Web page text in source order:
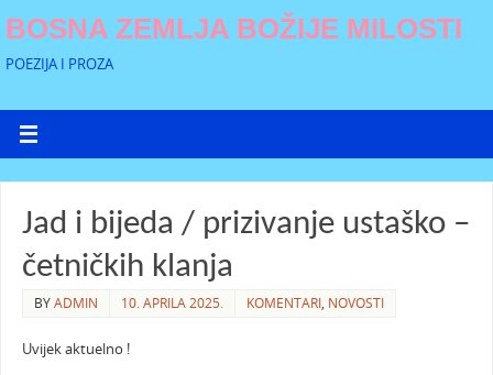
BOSNA ZEMLJA BOŽIJE MILOSTI
POEZIJA I PROZA
Jad i bijeda / prizivanje ustaško –
četničkih klanja
BYADMIN 10. APRILA 2025. KOMENTARI, NOVOSTI
Uvijek aktuelno !